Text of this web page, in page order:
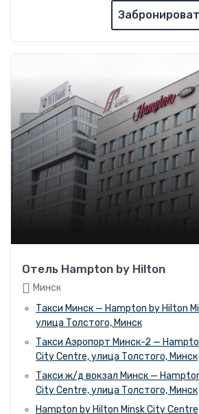
Отель Hampton by Hilton
Минск
Такси Минск — Hampton by Hilton
улица Толстого, Минск
Такси Аэропорт Минск-2 —
City Centre, улица Толстого, Минск
Такси ж/д вокзал Минск —
City Centre, улица Толстого, Минск
Hampton by Hilton Minsk City